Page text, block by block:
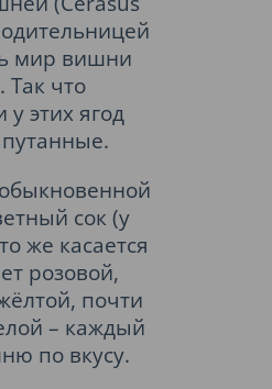
мир вишни
Так что
у этих ягод
сок (у
же касается
розовой,
почти
– каждый
по вкусу.